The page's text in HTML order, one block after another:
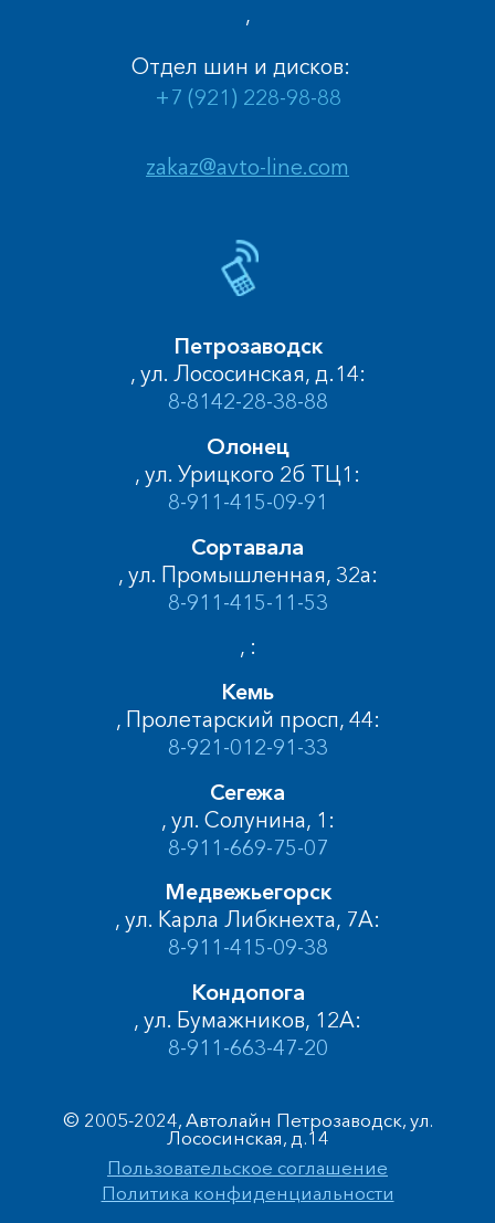
,
zakaz@avto-line.com
Отдел шин и дисков:
+7 (921) 228-98-88
Петрозаводск
, ул. Лососинская, д.14:
8-8142-28-38-88
Олонец
, ул. Урицкого 2б ТЦ1:
8-911-415-09-91
Сортавала
, ул. Промышленная, 32а:
8-911-415-11-53
, :
Кемь
, Пролетарский просп, 44:
8-921-012-91-33
Сегежа
, ул. Солунина, 1:
8-911-669-75-07
Медвежьегорск
, ул. Карла Либкнехта, 7А:
8-911-415-09-38
Кондопога
, ул. Бумажников, 12А:
8-911-663-47-20
© 2005-2024, Автолайн Петрозаводск, ул.
Лососинская, д.14
Пользовательское соглашение
Политика конфиденциальности